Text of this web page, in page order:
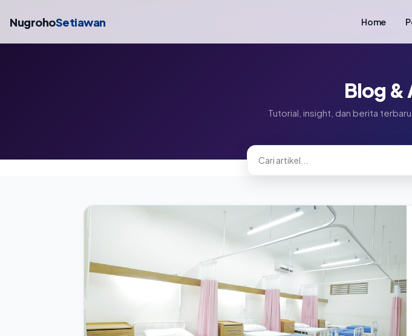
NugrohoSetiawan Home
Blog &
Tutorial, insight, dan berita